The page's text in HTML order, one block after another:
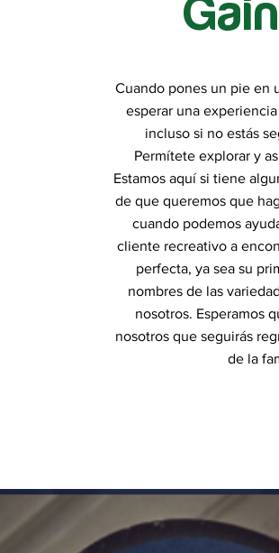
Cuando pones un pie en
esperar una
incluso si no estás
Permítete explorar y
Estamos aquí si tiene
de que queremos que
cuando podemos
cliente recreativo a
perfecta, ya sea su
nombres de las
nosotros. Esperamos
nosotros que seguirás
de la